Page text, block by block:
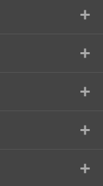
+
+
+
+
+